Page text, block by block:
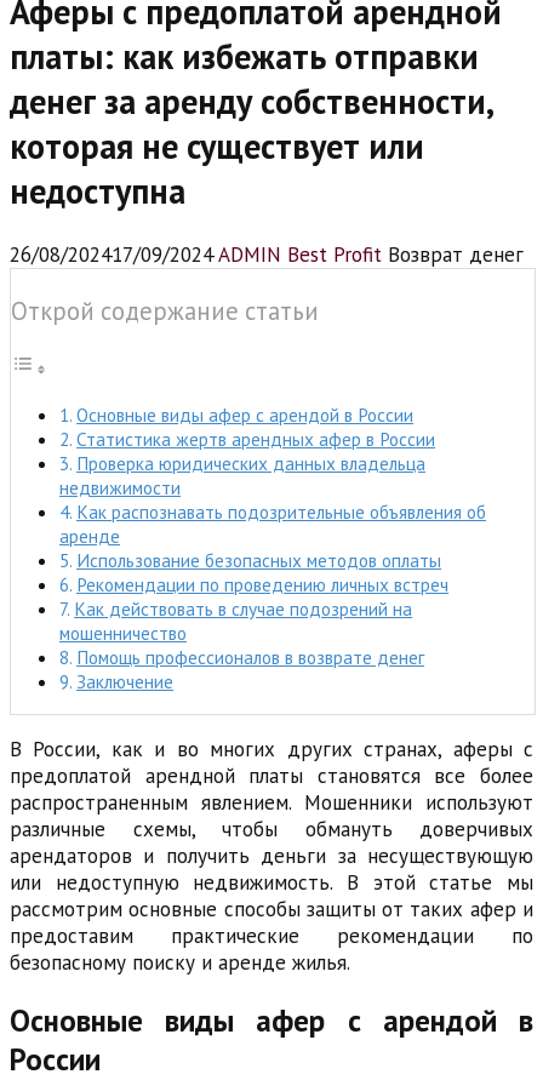
Аферы с предоплатой арендной
платы: как избежать отправки
денег за аренду собственности,
которая не существует или
недоступна
26/08/202417/09/2024ADMIN Best Profit Возврат денег
Открой содержание статьи
Основные виды афер с арендой в России
Статистика жертв арендных афер в России
Проверка юридических данных владельца
недвижимости
Как распознавать подозрительные объявления об
аренде
Использование безопасных методов оплаты
Рекомендации по проведению личных встреч
Как действовать в случае подозрений на
мошенничество
Помощь профессионалов в возврате денег
Заключение
В России, как и во многих других странах, аферы с
предоплатой арендной платы становятся все более
распространенным явлением. Мошенники используют
различные схемы, чтобы обмануть доверчивых
арендаторов и получить деньги за несуществующую
или недоступную недвижимость. В этой статье мы
рассмотрим основные способы защиты от таких афер и
предоставим практические рекомендации по
безопасному поиску и аренде жилья.
Основные виды афер с арендой в
России